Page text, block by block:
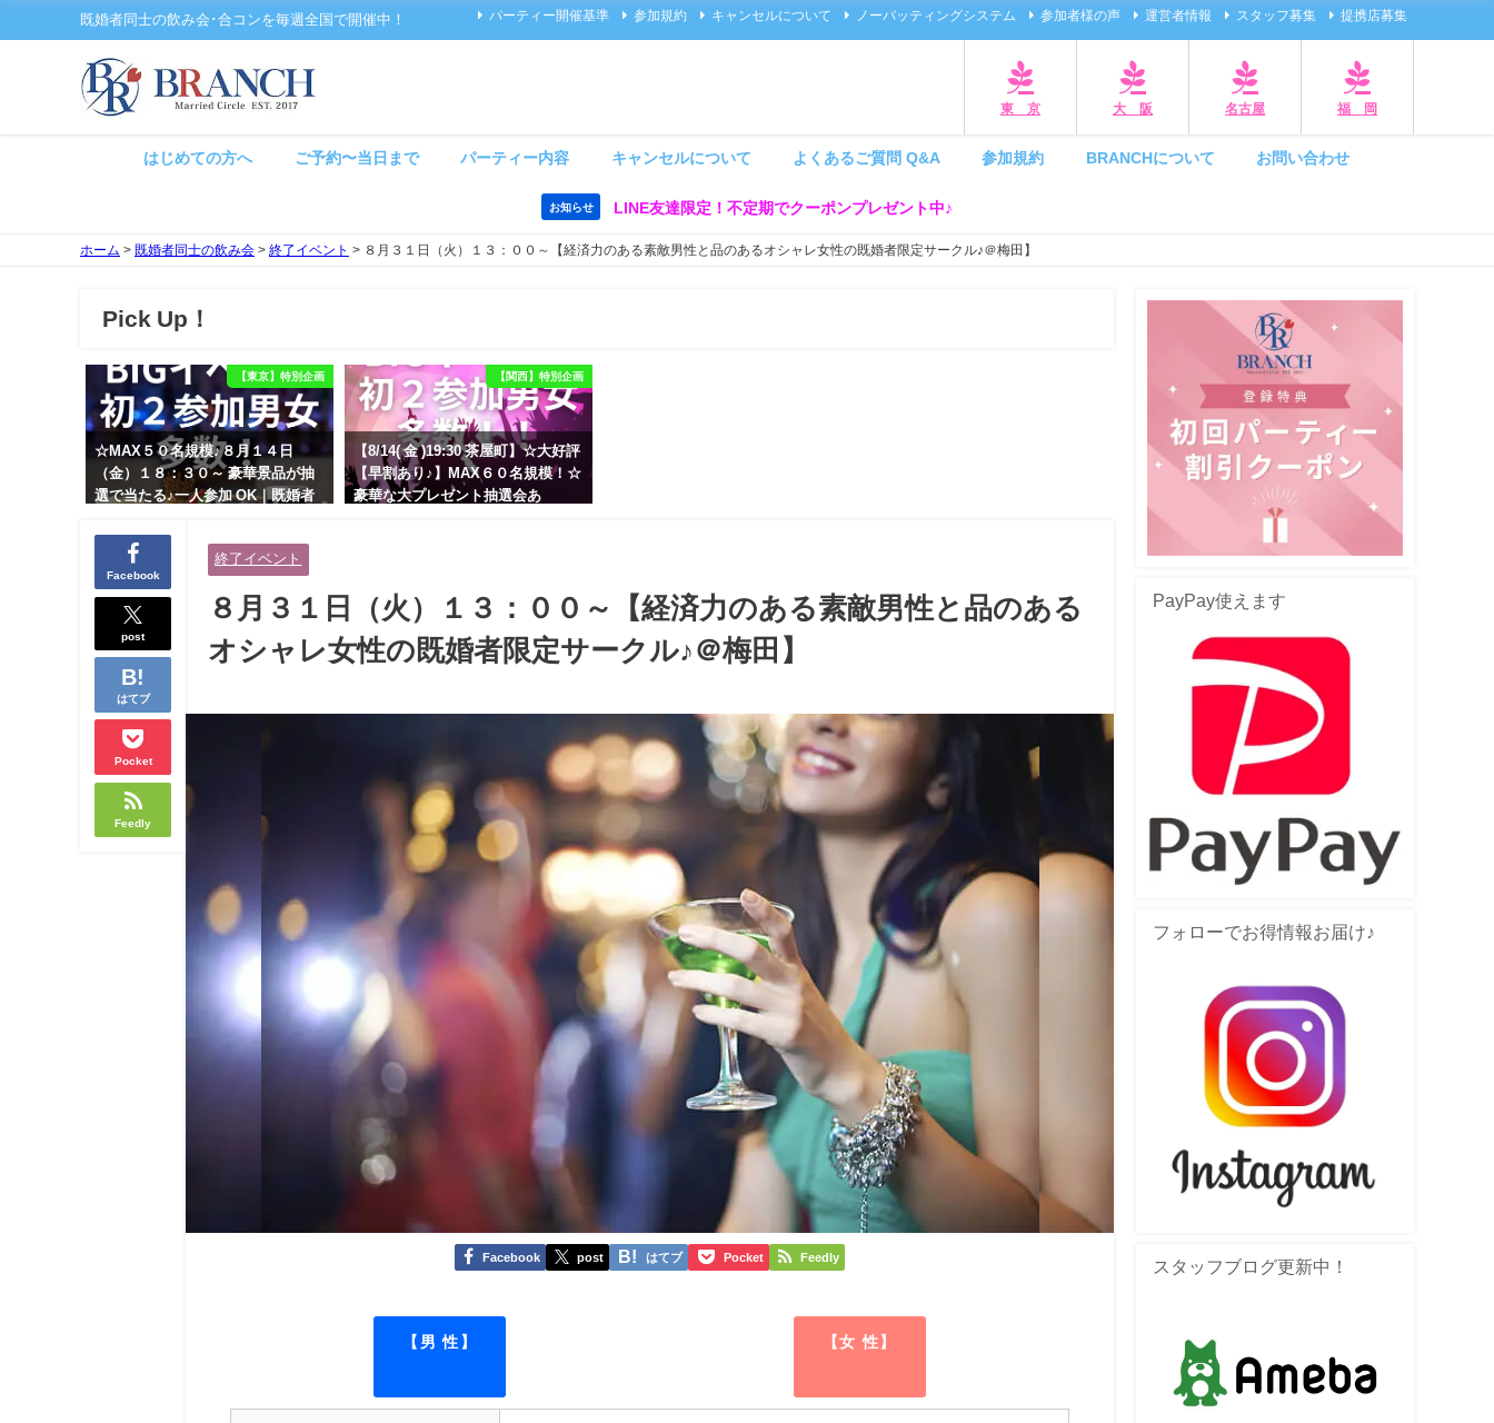
既婚者同士の飲み会･合コンを毎週全国で開催中！ パーティー開催基準 参加規約 キャンセルについて ノーバッティングシステム 参加者様の声 運営者情報 スタッフ募集 提携店募集
東 京 大 阪 名古屋 福 岡
はじめての方へ ご予約〜当日まで パーティー内容 キャンセルについて よくあるご質問 Q&A 参加規約 BRANCHについて お問い合わせ
お知らせ LINE友達限定！不定期でクーポンプレゼント中♪
ホーム > 既婚者同士の飲み会 > 終了イベント > ８月３１日（火）１３：００～【経済力のある素敵男性と品のあるオシャレ女性の既婚者限定サークル♪＠梅田】
Pick Up！
【東京】特別企画
☆MAX５０名規模♪８月１４日
（金）１８：３０～ 豪華景品が抽
選で当たる♪一人参加 OK｜既婚者
余裕のある健康的なオシャレ男性
と美容好きで優しさのある大人女
性の既婚者限定ビッグパーティー♪
＠池袋】
【関西】特別企画
【8/14( 金 )19:30 茶屋町】☆大好評
【早割あり♪】MAX６０名規模！☆
豪華な大プレゼント抽選会あ
Facebook
post
はてブ
Pocket
Feedly
終了イベント
８月３１日（火）１３：００～【経済力のある素敵男性と品のある
オシャレ女性の既婚者限定サークル♪＠梅田】
Facebook post はてブ Pocket Feedly
【男 性】 【女 性】
PayPay使えます
フォローでお得情報お届け♪
スタッフブログ更新中！